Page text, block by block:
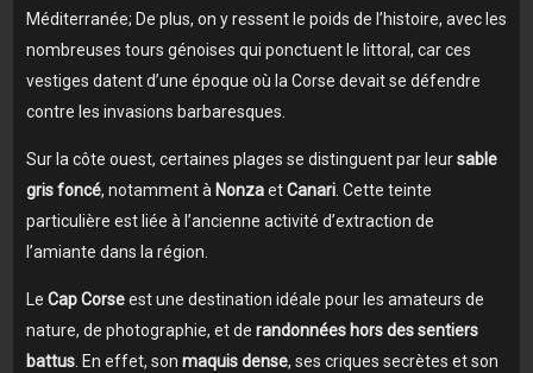
Méditerranée; De plus, on y ressent le poids de l’histoire, avec les
nombreuses tours génoises qui ponctuent le littoral, car ces
vestiges datent d’une époque où la Corse devait se défendre
contre les invasions barbaresques.
Sur la côte ouest, certaines plages se distinguent par leursable
gris foncé, notamment à NonzaetCanari. Cette teinte
particulière est liée à l’ancienne activité d’extraction de
l’amiante dans la région.
Le Cap Corseest une destination idéale pour les amateurs de
nature, de photographie, et de randonnées hors des sentiers
battus. En effet, son maquis dense, ses criques secrètes et son